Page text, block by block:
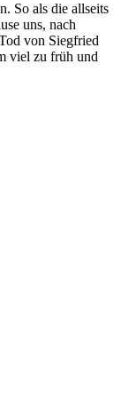
So als die allseits
uns, nach
von Siegfried
viel zu früh und